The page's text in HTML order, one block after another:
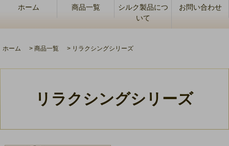
ホーム 商品一覧
シルク製品につ
いて
お問い合わせ
ホーム > 商品一覧 > リラクシングシリーズ
リラクシングシリーズ